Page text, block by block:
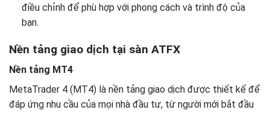
điều chỉnh để phù hợp với phong cách và trình độ của
bạn.
Nền tảng giao dịch tại sàn ATFX
Nền tảng MT4
MetaTrader 4 (MT4) là nền tảng giao dịch được thiết kế để
đáp ứng nhu cầu của mọi nhà đầu tư, từ người mới bắt đầu